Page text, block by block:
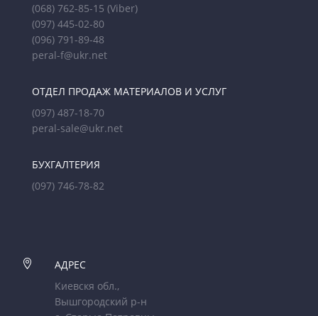
(068) 762-85-15 (Viber)
(097) 445-02-80
(096) 791-89-48
peral-f@ukr.net
ОТДЕЛ ПРОДАЖ МАТЕРИАЛОВ И УСЛУГ
(097) 487-18-70
peral-sale@ukr.net
БУХГАЛТЕРИЯ
(097) 746-78-82

АДРЕС
Киевскя обл.,
Вышгородский р-н